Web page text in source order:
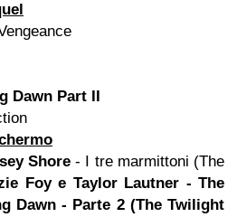
Dawn Part II
Shore - I tre marmittoni (The
Foy e Taylor Lautner - The
Dawn - Parte 2 (The Twilight